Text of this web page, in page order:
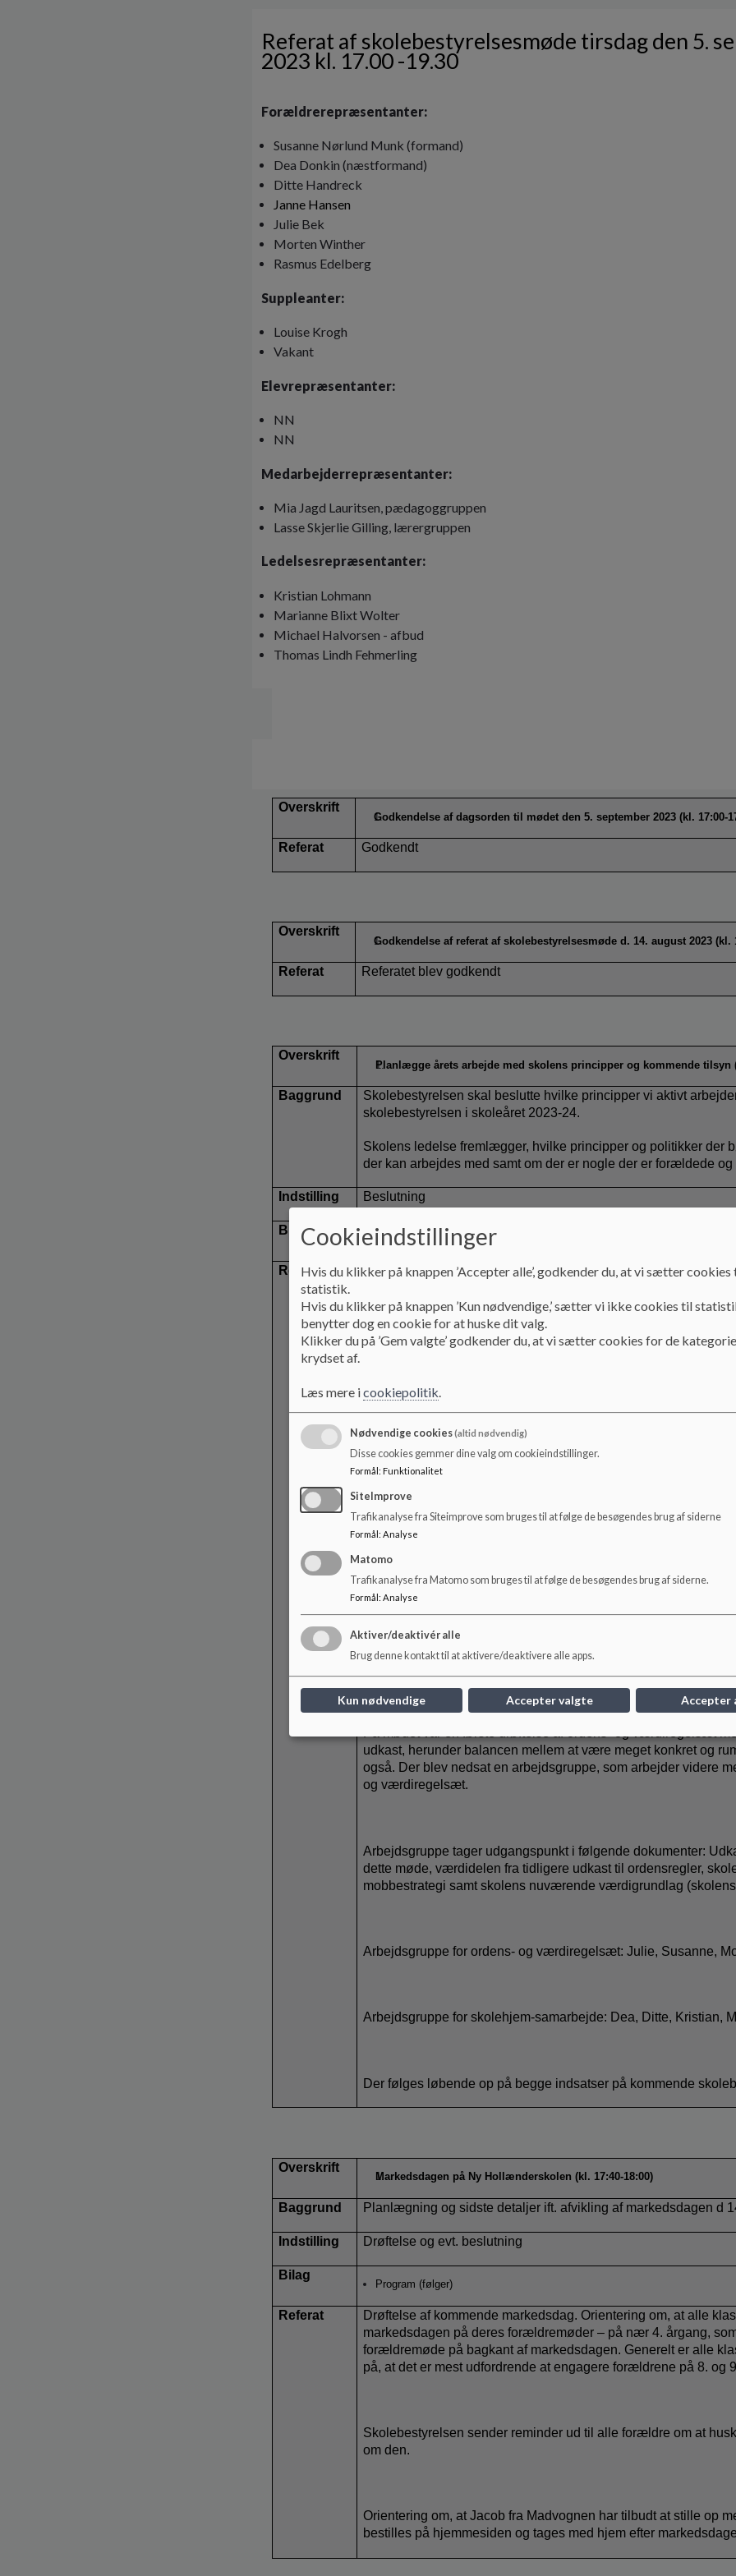
Referat af skolebestyrelsesmøde tirsdag den 5.
2023 kl. 17.00 -19.30
Forældrerepræsentanter:
Susanne Nørlund Munk (formand)
Dea Donkin (næstformand)
Ditte Handreck
Janne Hansen
Julie Bek
Morten Winther
Rasmus Edelberg
Suppleanter:
Louise Krogh
Vakant
Elevrepræsentanter:
NN
NN
Medarbejderrepræsentanter:
Mia Jagd Lauritsen, pædagoggruppen
Lasse Skjerlie Gilling, lærergruppen
Ledelsesrepræsentanter:
Kristian Lohmann
Marianne Blixt Wolter
Michael Halvorsen - afbud
Thomas Lindh Fehmerling
Overskrift
Godkendelse af dagsorden til mødet den 5. september 2023 (kl. 17:00-
Referat Godkendt
Overskrift
Godkendelse af referat af skolebestyrelsesmøde d. 14. august 2023 (kl.
Referat Referatet blev godkendt
Overskrift
Planlægge årets arbejde med skolens principper og kommende tilsyn
Baggrund
Skolebestyrelsen skal beslutte hvilke principper vi aktivt
skolebestyrelsen i skoleåret 2023-24.
Skolens ledelse fremlægger, hvilke principper og politikker der
der kan arbejdes med samt om der er nogle der er forældede og
Indstilling Beslutning
Bilag
Oversigt over nuværende principper for NHS (følger)
Referat
Drøftelse af plan for arbejdet med revision af skolens
Kristian fremlagde oversigt over, hvilke principper der på
på skolens hjemmeside. Kristian gennemgik de enkelte
principper, der er obligatoriske, hvilke er ønsket og hvilke er
Kristian fremlagde ledelsens anbefalinger til det videre arbejde
Skolebestyrelsen kvitterede for det grundige arbejde og
arbejdet med følgende principper:
Skole/hjem-samarbejdet, herunder kommunikation og evt. trafik- og mad-
Skolens ledelse arbejder med at opdatere øvrige principper og
På mødet var en første drøftelse af ordens- og værdiregelsæt
udkast, herunder balancen mellem at være meget konkret og
også. Der blev nedsat en arbejdsgruppe, som arbejder videre
og værdiregelsæt.
Arbejdsgruppe tager udgangspunkt i følgende dokumenter:
dette møde, værdidelen fra tidligere udkast til ordensregler,
mobbestrategi samt skolens nuværende værdigrundlag
Arbejdsgruppe for ordens- og værdiregelsæt: Julie, Susanne,
Arbejdsgruppe for skolehjem-samarbejde: Dea, Ditte, Kristian,
Der følges løbende op på begge indsatser på kommende
Overskrift
Markedsdagen på Ny Hollænderskolen (kl. 17:40-18:00)
Baggrund Planlægning og sidste detaljer ift. afvikling af markedsdagen d
Indstilling Drøftelse og evt. beslutning
Bilag
Program (følger)
Referat
Drøftelse af kommende markedsdag. Orientering om, at alle
markedsdagen på deres forældremøder – på nær 4. årgang,
forældremøde på bagkant af markedsdagen. Generelt er alle
på, at det er mest udfordrende at engagere forældrene på 8. og
Skolebestyrelsen sender reminder ud til alle forældre om at
om den.
Orientering om, at Jacob fra Madvognen har tilbudt at stille op
bestilles på hjemmesiden og tages med hjem efter
Cookieindstillinger
Hvis du klikker på knappen ’Accepter alle’, godkender du, at vi sætter
statistik.
Hvis du klikker på knappen ’Kun nødvendige,’ sætter vi ikke cookies til
benytter dog en cookie for at huske dit valg.
Klikker du på ’Gem valgte’ godkender du, at vi sætter cookies for de
krydset af.
Læs mere icookiepolitik.
Nødvendige cookies(altid nødvendig)
Disse cookies gemmer dine valg om cookieindstillinger.
Formål : Funktionalitet
SiteImprove
Trafikanalyse fra Siteimprove som bruges til at følge de besøgendes brug af siderne
Formål : Analyse
Matomo
Trafikanalyse fra Matomo som bruges til at følge de besøgendes brug af siderne.
Formål: Analyse
Aktiver/deaktivér alle
Brug denne kontakt til at aktivere/deaktivere alle apps.
Kun nødvendige Accepter valgte Accepter